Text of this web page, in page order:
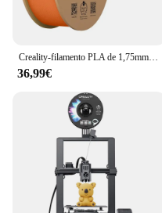
Creality-filamento PLA de 1,75mm, serie Hyper, Material de impresora 3D FDM, alta precisión, sin burbujas/enchufes, enfriamiento más rápido
36,99€